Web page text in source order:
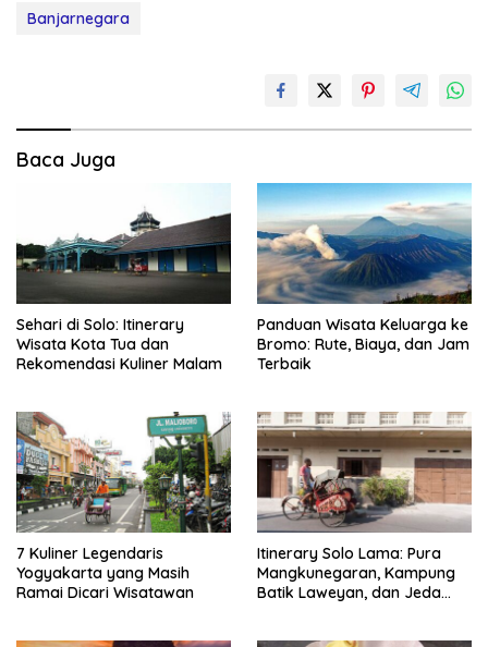
Banjarnegara
Baca Juga
Sehari di Solo: Itinerary
Wisata Kota Tua dan
Rekomendasi Kuliner Malam
Panduan Wisata Keluarga ke
Bromo: Rute, Biaya, dan Jam
Terbaik
7 Kuliner Legendaris
Yogyakarta yang Masih
Ramai Dicari Wisatawan
Itinerary Solo Lama: Pura
Mangkunegaran, Kampung
Batik Laweyan, dan Jeda